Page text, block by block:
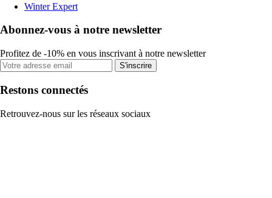
Winter Expert
Abonnez-vous à notre newsletter
Profitez de -10% en vous inscrivant à notre newsletter
S'inscrire
Restons connectés
Retrouvez-nous sur les réseaux sociaux